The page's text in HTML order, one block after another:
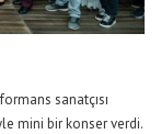
sanatçısı
mini bir konser verdi.